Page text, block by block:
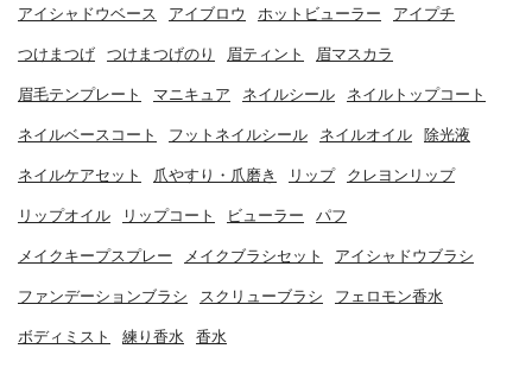
アイシャドウベース アイブロウ ホットビューラー アイプチ
つけまつげ つけまつげのり 眉ティント 眉マスカラ
眉毛テンプレート マニキュア ネイルシール ネイルトップコート
ネイルベースコート フットネイルシール ネイルオイル 除光液
ネイルケアセット 爪やすり・爪磨き リップ クレヨンリップ
リップオイル リップコート ビューラー パフ
メイクキープスプレー メイクブラシセット アイシャドウブラシ
ファンデーションブラシ スクリューブラシ フェロモン香水
ボディミスト 練り香水 香水